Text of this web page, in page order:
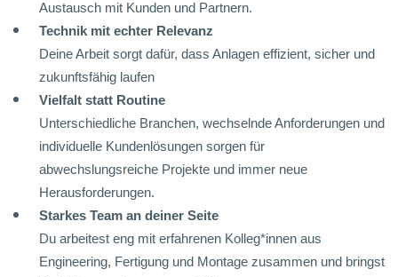
Austausch mit Kunden und Partnern.
Technik mit echter Relevanz
Deine Arbeit sorgt dafür, dass Anlagen effizient, sicher und
zukunftsfähig laufen
Vielfalt statt Routine
Unterschiedliche Branchen, wechselnde Anforderungen und
individuelle Kundenlösungen sorgen für
abwechslungsreiche Projekte und immer neue
Herausforderungen.
Starkes Team an deiner Seite
Du arbeitest eng mit erfahrenen Kolleg*innen aus
Engineering, Fertigung und Montage zusammen und bringst